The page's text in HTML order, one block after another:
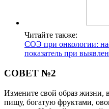
Читайте также:
СОЭ при онкологии:
показатель при
СОВЕТ №2
Измените свой образ жизни,
пищу, богатую фруктами,